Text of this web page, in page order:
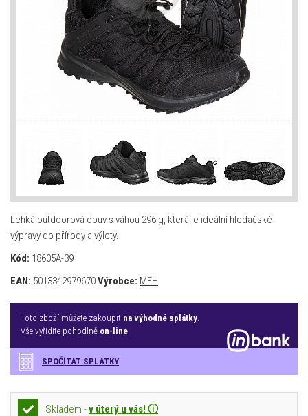
Lehká outdoorová obuv s váhou 296 g, která je ideální hledačské
výpravy do přírody a výlety.
Kód: 18605A-39
EAN: 5013342979670Výrobce: MFH
Toto zboží můžete zakoupit na výhodné splátky.
Vše vyřídíte pohodlně on-line
SPOČÍTAT SPLÁTKY
Skladem -v úterý u vás! ⓘ